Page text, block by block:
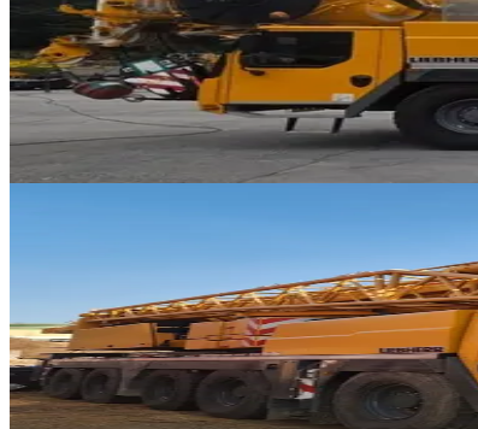
NEW
LTM 1150-5.3
2022년식 · 150톤
LTM 1110-5.1
2021년식 · 110톤